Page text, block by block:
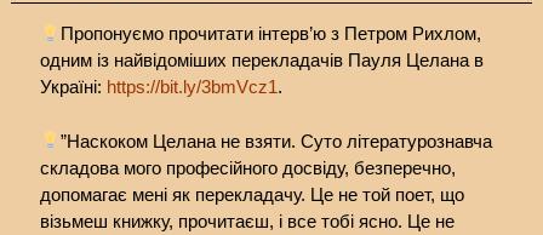
Пропонуємо прочитати інтерв’ю з Петром Рихлом,
одним із найвідоміших перекладачів Пауля Целана в
Україні: https://bit.ly/3bmVcz1.
”Наскоком Целана не взяти. Суто літературознавча
складова мого професійного досвіду, безперечно,
допомагає мені як перекладачу. Це не той поет, що
візьмеш книжку, прочитаєш, і все тобі ясно. Це не